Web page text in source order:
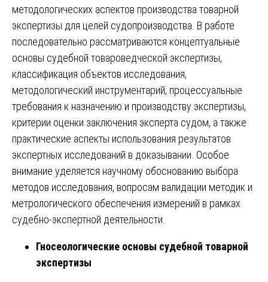
методологических аспектов производства товарной
экспертизы для целей судопроизводства. В работе
последовательно рассматриваются концептуальные
основы судебной товароведческой экспертизы,
классификация объектов исследования,
методологический инструментарий, процессуальные
требования к назначению и производству экспертизы,
критерии оценки заключения эксперта судом, а также
практические аспекты использования результатов
экспертных исследований в доказывании. Особое
внимание уделяется научному обоснованию выбора
методов исследования, вопросам валидации методик и
метрологического обеспечения измерений в рамках
судебно-экспертной деятельности.
Гносеологические основы судебной товарной
экспертизы